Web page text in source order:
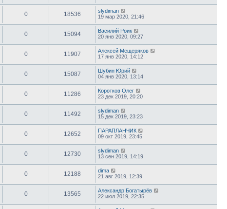
0 18536
slydiman
19 мар 2020, 21:46
0 15094
Василий Роик
20 янв 2020, 09:27
0 11907
Алексей Мещеряков
17 янв 2020, 14:12
0 15087
Шубин Юрий
04 янв 2020, 13:14
0 11286
Коротков Олег
23 дек 2019, 20:20
0 11492
slydiman
15 дек 2019, 23:23
0 12652
ПАРАПЛАНЧИК
09 окт 2019, 23:45
0 12730
slydiman
13 сен 2019, 14:19
0 12188
dima
21 авг 2019, 12:39
0 13565
Александр Богатырёв
22 июл 2019, 22:35